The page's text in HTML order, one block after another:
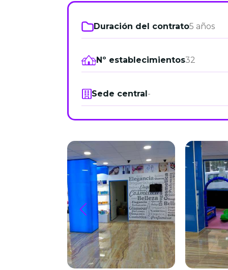
IFEMA -
España)
Duración del contrato5 años
Nº establecimientos32
Sede central-
prev